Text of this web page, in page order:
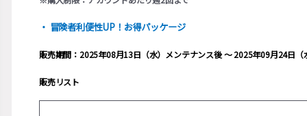
・ 冒険者利便性UP！お得パッケージ
販売期間：2025年08月13日（水）メンテナンス後 ～ 2025年09月24日（
販売リスト